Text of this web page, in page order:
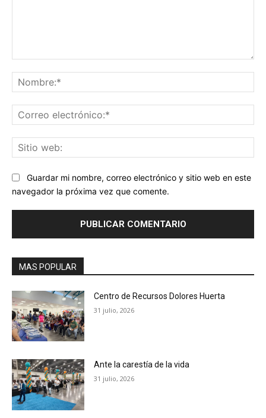
Guardar mi nombre, correo electrónico y sitio web en este
navegador la próxima vez que comente.
MAS POPULAR
Centro de Recursos Dolores Huerta
31 julio, 2026
Ante la carestía de la vida
31 julio, 2026